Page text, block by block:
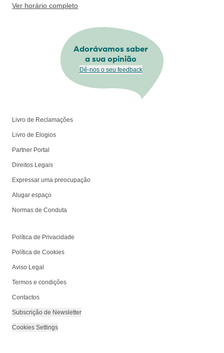
Ver horário completo
Adorávamos saber
a sua opinião
Dê-nos o seu feedback
Livro de Reclamações
Livro de Elogios
Partner Portal
Direitos Legais
Expressar uma preocupação
Alugar espaço
Normas de Conduta
Política de Privacidade
Política de Cookies
Aviso Legal
Termos e condições
Contactos
Subscrição de Newsletter
Cookies Settings